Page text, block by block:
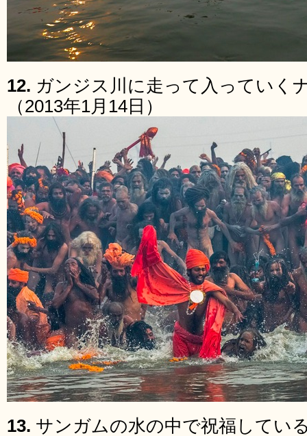
12. ガンジス川に走って入っていく
（2013年1月14日）
13. サンガムの水の中で祝福してい